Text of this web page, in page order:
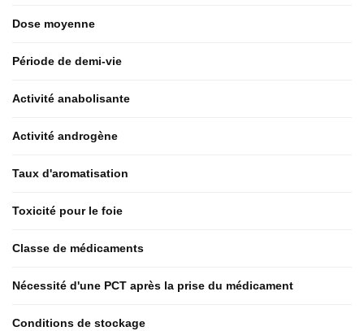
Dose moyenne
Période de demi-vie
Activité anabolisante
Activité androgène
Taux d'aromatisation
Toxicité pour le foie
Classe de médicaments
Nécessité d'une PCT après la prise du médicament
Conditions de stockage